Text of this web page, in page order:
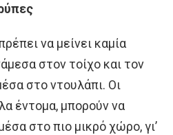
να μείνει καμία
στον τοίχο και τον
στο ντουλάπι. Οι
έντομα, μπορούν να
στο πιο μικρό χώρο, γι’